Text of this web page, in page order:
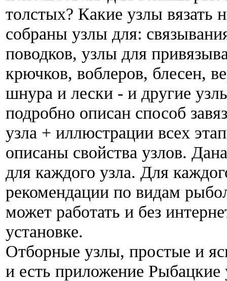
толстых? Какие узлы вязать
собраны узлы для:
поводков, узлы для
крючков, воблеров, блесен,
шнура и лески - и другие
подробно описан способ
узла + иллюстрации всех
описаны свойства узлов.
для каждого узла. Для
рекомендации по видам
может работать и без
установке.
Отборные узлы, простые и
и есть приложение Рыбацкие